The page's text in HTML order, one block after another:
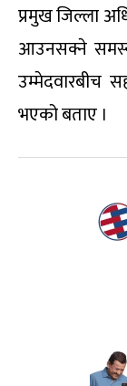
प्रमुख जिल्ला
आउनसक्ने
उम्मेदवारबीच
भएको बताए ।